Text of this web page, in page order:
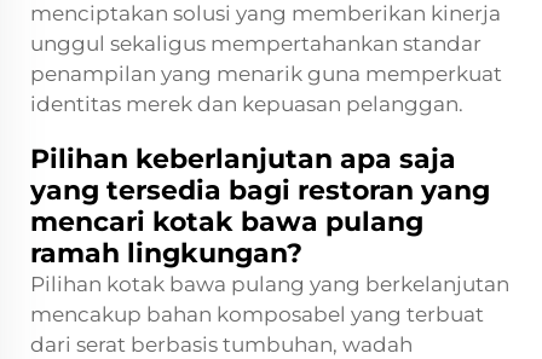
menciptakan solusi yang memberikan kinerja
unggul sekaligus mempertahankan standar
penampilan yang menarik guna memperkuat
identitas merek dan kepuasan pelanggan.
Pilihan keberlanjutan apa saja
yang tersedia bagi restoran yang
mencari kotak bawa pulang
ramah lingkungan?
Pilihan kotak bawa pulang yang berkelanjutan
mencakup bahan komposabel yang terbuat
dari serat berbasis tumbuhan, wadah